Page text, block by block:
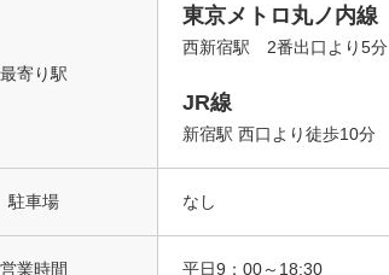
最寄り駅
東京メトロ丸ノ内線
西新宿駅 2番出口より5分
JR線
新宿駅 西口より徒歩10分
駐車場 なし
営業時間 平日9：00～18:30